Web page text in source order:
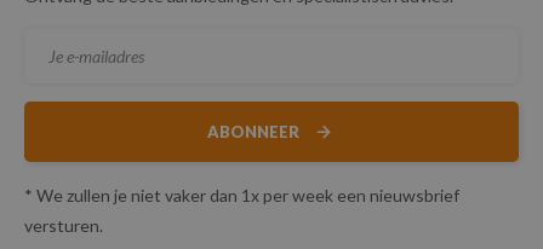
ABONNEER
* We zullen je niet vaker dan 1x per week een nieuwsbrief
versturen.